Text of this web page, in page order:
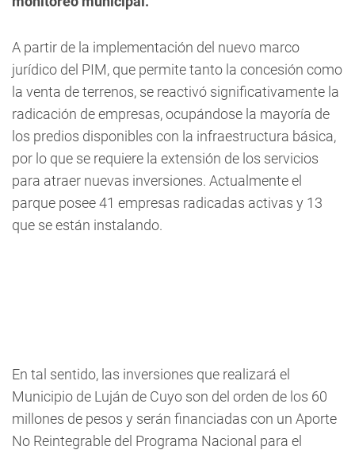
A partir de la implementación del nuevo marco
jurídico del PIM, que permite tanto la concesión como
la venta de terrenos, se reactivó significativamente la
radicación de empresas, ocupándose la mayoría de
los predios disponibles con la infraestructura básica,
por lo que se requiere la extensión de los servicios
para atraer nuevas inversiones. Actualmente el
parque posee 41 empresas radicadas activas y 13
que se están instalando.
En tal sentido, las inversiones que realizará el
Municipio de Luján de Cuyo son del orden de los 60
millones de pesos y serán financiadas con un Aporte
No Reintegrable del Programa Nacional para el